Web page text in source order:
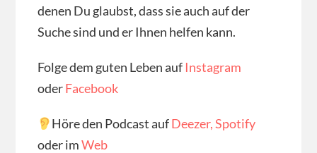
denen Du glaubst, dass sie auch auf der
Suche sind und er Ihnen helfen kann.
Folge dem guten Leben aufInstagram
oderFacebook
Höre den Podcast aufDeezer,Spotify
oder imWeb